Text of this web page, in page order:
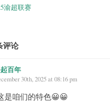
渝超联赛
评论
百年
30th, 2025 at 08:16 pm
是咱们的特色😀😀